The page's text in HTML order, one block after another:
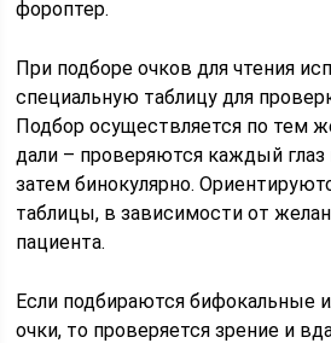
фороптер.
При подборе очков для чтения
специальную таблицу для
Подбор осуществляется по тем
дали – проверяются каждый глаз
затем бинокулярно.
таблицы, в зависимости от
пациента.
Если подбираются бифокальные
очки, то проверяется зрение и